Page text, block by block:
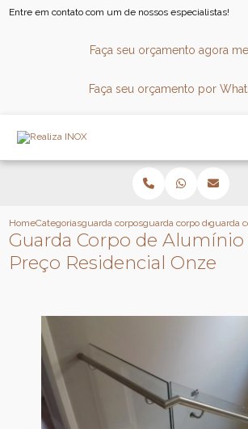
Entre em contato com um de nossos especialistas!
Faça seu orçamento agora
Faça seu orçamento por
HomeCategoriasguarda corposguarda corpo deguarda
Guarda Corpo de Alumínio
Preço Residencial Onze